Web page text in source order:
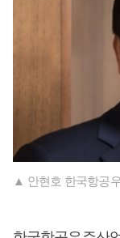
▲ 안현호 한국항공